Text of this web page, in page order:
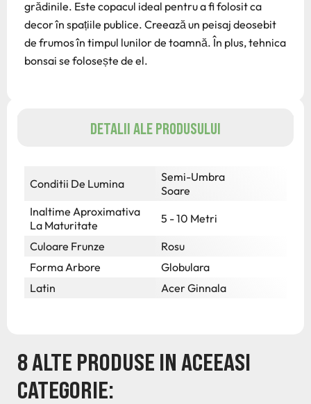
grădinile. Este copacul ideal pentru a fi folosit ca
decor în spațiile publice. Creează un peisaj deosebit
de frumos în timpul lunilor de toamnă. În plus, tehnica
bonsai se folosește de el.
DETALII ALE PRODUSULUI
Conditii De Lumina
Semi-Umbra
Soare
Inaltime Aproximativa
La Maturitate
5 - 10 Metri
Culoare Frunze
Rosu
Forma Arbore
Globulara
Latin
Acer Ginnala
8 ALTE PRODUSE IN ACEEASI
CATEGORIE: